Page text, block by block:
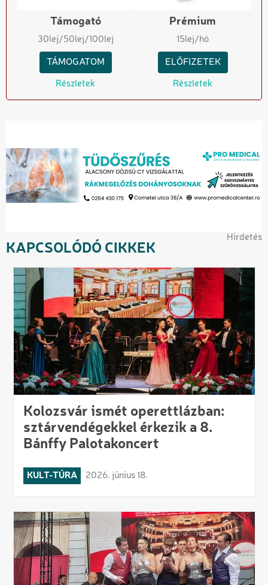
Támogató
30lej/50lej/100lej
TÁMOGATOM
Részletek
Prémium
15lej/hó
ELŐFIZETEK
Részletek
Hirdetés
KAPCSOLÓDÓ CIKKEK
Kolozsvár ismét operettlázban:
sztárvendégekkel érkezik a 8.
Bánffy Palotakoncert
KULT-TÚRA 2026. június 18.